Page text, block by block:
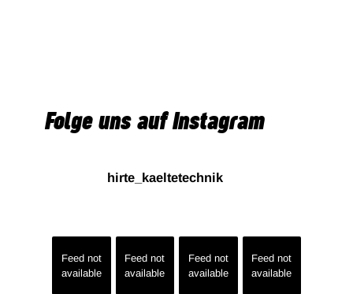
Folge uns auf Instagram
hirte_kaeltetechnik
Feed not
available
Feed not
available
Feed not
available
Feed not
available